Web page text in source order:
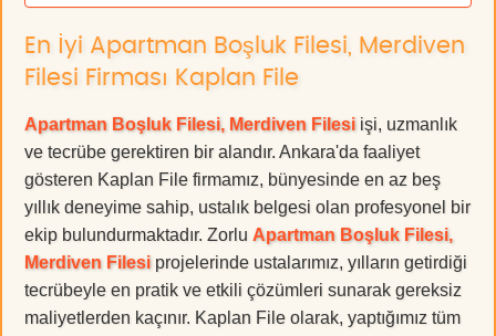
En İyi Apartman Boşluk Filesi, Merdiven
Filesi Firması Kaplan File
Apartman Boşluk Filesi, Merdiven Filesi işi, uzmanlık
ve tecrübe gerektiren bir alandır. Ankara'da faaliyet
gösteren Kaplan File firmamız, bünyesinde en az beş
yıllık deneyime sahip, ustalık belgesi olan profesyonel bir
ekip bulundurmaktadır. Zorlu Apartman Boşluk Filesi,
Merdiven Filesi projelerinde ustalarımız, yılların getirdiği
tecrübeyle en pratik ve etkili çözümleri sunarak gereksiz
maliyetlerden kaçınır. Kaplan File olarak, yaptığımız tüm